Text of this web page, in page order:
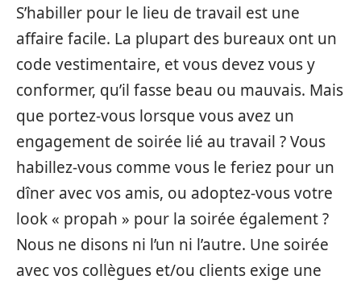
S’habiller pour le lieu de travail est une
affaire facile. La plupart des bureaux ont un
code vestimentaire, et vous devez vous y
conformer, qu’il fasse beau ou mauvais. Mais
que portez-vous lorsque vous avez un
engagement de soirée lié au travail ? Vous
habillez-vous comme vous le feriez pour un
dîner avec vos amis, ou adoptez-vous votre
look « propah » pour la soirée également ?
Nous ne disons ni l’un ni l’autre. Une soirée
avec vos collègues et/ou clients exige une